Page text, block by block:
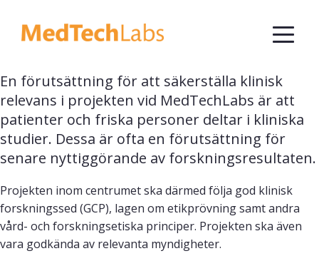
En förutsättning för att säkerställa klinisk
relevans i projekten vid MedTechLabs är att
patienter och friska personer deltar i kliniska
studier. Dessa är ofta en förutsättning för
senare nyttiggörande av forskningsresultaten.
Projekten inom centrumet ska därmed följa god klinisk
forskningssed (GCP), lagen om etikprövning samt andra
vård- och forskningsetiska principer. Projekten ska även
vara godkända av relevanta myndigheter.